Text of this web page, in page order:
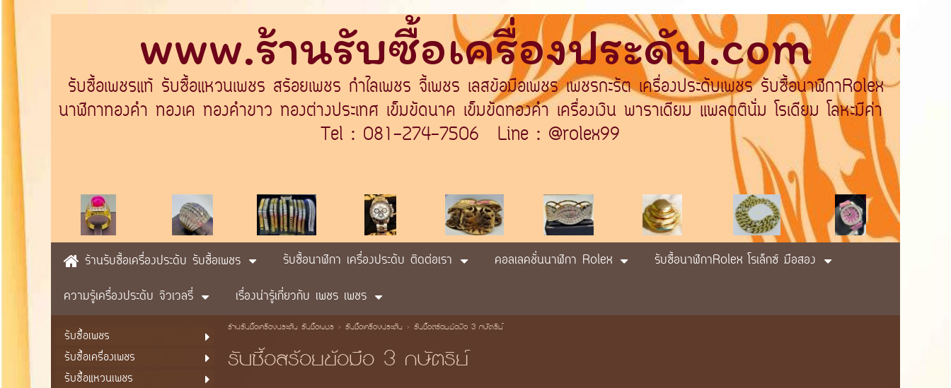
www.ร้านรับซื้อเครื่องประดับ.com
รับซื้อเพชรแท้ รับซื้อแหวนเพชร สร้อยเพชร กำไลเพชร จี้เพชร เลสข้อมือเพชร เพชรกะรัต เครื่องประดับเพชร รับซื้อนาฬิกาRolex
นาฬิกาทองคำ ทองเค ทองคำขาว ทองต่างประเทศ เข็มขัดนาค เข็มขัดทองคำ เครื่องเงิน พาราเดียม แพลตตินั่ม โรเดียม โลหะมีค่า
Tel : 081-274-7506 Line : @rolex99
ร้านรับซื้อเครื่องประดับ รับซื้อเพชร รับซื้อนาฬิกา เครื่องประดับ ติดต่อเรา คอลเลคชั่นนาฬิกา Rolex
รับซื้อนาฬิกาRolex โรเล็กซ์ มือสอง
ความรู้เครื่องประดับ จิวเวลรี่
เรื่องน่ารู้เกี่ยวกับ เพชร เพชร
รับซื้อเพชร
รับซื้อเครื่องเพชร
รับซื้อแหวนเพชร
ร้านรับซื้อเครื่องประดับ รับซื้อเพชร> รับซื้อเครื่องประดับ > รับซื้อสร้อยข้อมือ 3 กษัตริย์
รับซื้อสร้อยข้อมือ 3 กษัตริย์